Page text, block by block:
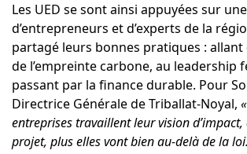
Les UED se sont ainsi appuyées sur
d’entrepreneurs et d’experts de la
partagé leurs bonnes pratiques :
de l’empreinte carbone, au leadership
passant par la finance durable. Pour
Directrice Générale de Triballat-Noyal,
entreprises travaillent leur vision d’impact,
projet, plus elles vont bien au-delà de la